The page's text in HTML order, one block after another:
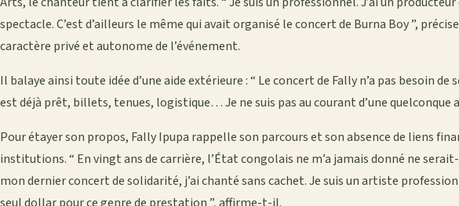
spectacle. C’est d’ailleurs le même qui avait organisé le concert de Burna Boy ”,
caractère privé et autonome de l’événement.
Il balaye ainsi toute idée d’une aide extérieure : “ Le concert de Fally n’a pas besoin
est déjà prêt, billets, tenues, logistique… Je ne suis pas au courant d’une quelconque
Pour étayer son propos, Fally Ipupa rappelle son parcours et son absence de liens
institutions. “ En vingt ans de carrière, l’État congolais ne m’a jamais donné ne
mon dernier concert de solidarité, j’ai chanté sans cachet. Je suis un artiste
seul dollar pour ce genre de prestation ”, affirme-t-il.